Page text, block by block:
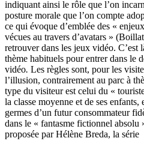
indiquant ainsi le rôle que l’on
posture morale que l’on compte
ce qui évoque d’emblée des «
vécues au travers d’avatars »
retrouver dans les jeux vidéo. C’est
thème habituels pour entrer dans le
vidéo. Les règles sont, pour les
l’illusion, contrairement au parc à
type du visiteur est celui du «
la classe moyenne et de ses
germes d’un futur consommateur
dans le « fantasme fictionnel absolu
proposée par Hélène Breda, la série